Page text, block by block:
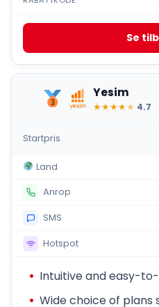
Se
Yesim
★★★★★ 4.7
Startpris
Land
Anrop
SMS
Hotspot
Intuitive and easy-
Wide choice of